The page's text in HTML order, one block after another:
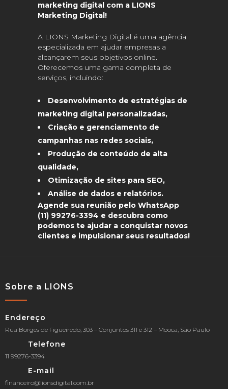
marketing digital com a LIONS
Marketing Digital!
A LIONS Marketing Digital é uma agência
especializada em ajudar empresas a
alcançarem seus objetivos online.
Oferecemos uma gama completa de
serviços, incluindo:
Desenvolvimento de estratégias de
marketing digital personalizadas,
Criação e gerenciamento de
campanhas nas redes sociais,
Produção de conteúdo de alta
qualidade,
Otimização de sites para SEO,
Análise de dados e relatórios.
Agende sua reunião pelo WhatsApp
(11) 99276-3394 e descubra como
podemos te ajudar a conquistar novos
clientes e impulsionar seus resultados!
Sobre a LIONS
Endereço
Rua Borges de Figueiredo, 303 – Conjuntos 311 e 312 – Mooca, São Paulo
Telefone
11 99276-3394
E-mail
financeiro@lionsdigital.com.br